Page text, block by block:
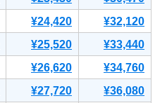
¥24,420
¥32,120
¥25,520
¥33,440
¥26,620
¥34,760
¥27,720
¥36,080